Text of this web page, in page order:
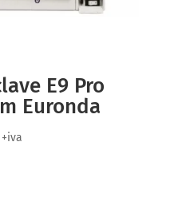
E9 Pro
Euronda
+iva